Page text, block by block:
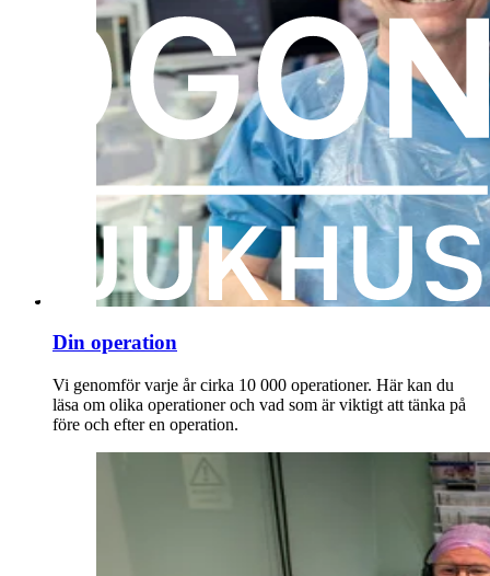
Din operation
Vi genomför varje år cirka 10 000 operationer. Här kan du
läsa om olika operationer och vad som är viktigt att tänka på
före och efter en operation.